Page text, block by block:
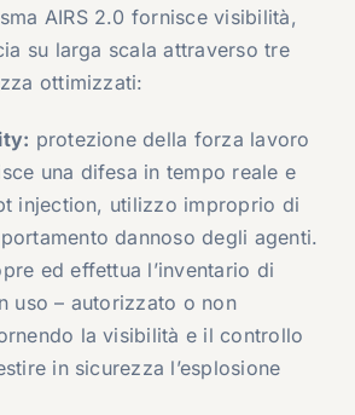
AIRS 2.0 fornisce visibilità,
su larga scala attraverso tre
ottimizzati:
protezione della forza lavoro
una difesa in tempo reale e
injection, utilizzo improprio di
dannoso degli agenti.
ed effettua l’inventario di
uso – autorizzato o non
la visibilità e il controllo
in sicurezza l’esplosione